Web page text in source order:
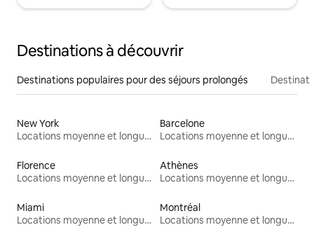
Destinations à découvrir
Destinations populaires pour des séjours prolongés
New York
Locations moyenne et longue durée
Barcelone
Locations moyenne et longue durée
Florence
Locations moyenne et longue durée
Athènes
Locations moyenne et longue durée
Miami
Locations moyenne et longue durée
Montréal
Locations moyenne et longue durée